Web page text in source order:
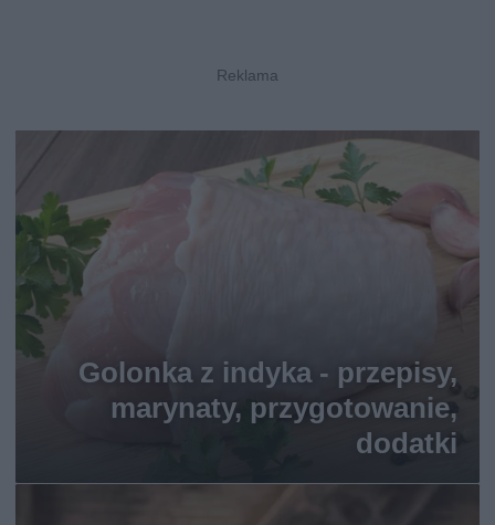
Golonka z indyka - przepisy,
marynaty, przygotowanie,
dodatki